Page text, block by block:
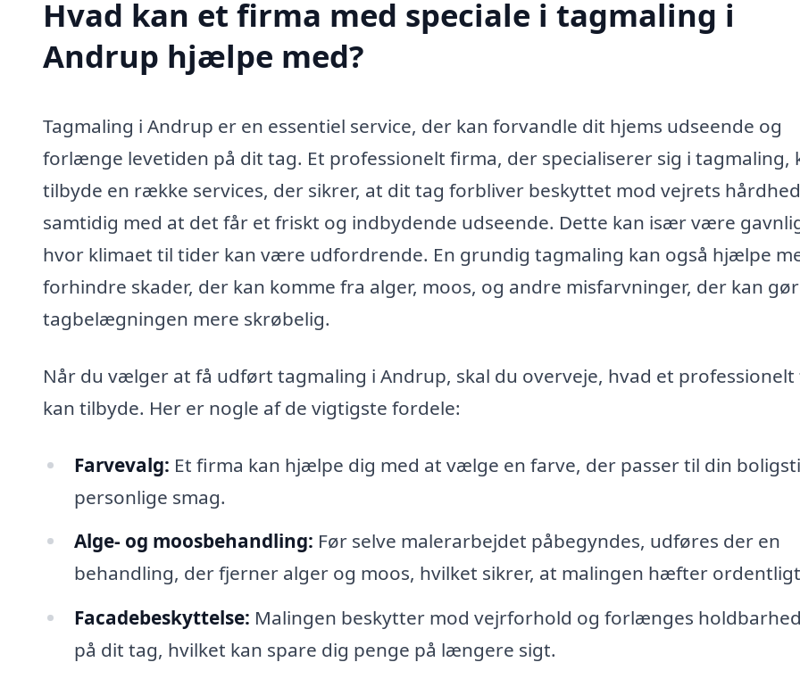
Hvad kan et firma med speciale i tagmaling i
Andrup hjælpe med?
Tagmaling i Andrup er en essentiel service, der kan forvandle dit hjems udseende og
forlænge levetiden på dit tag. Et professionelt firma, der specialiserer sig i tagmaling,
tilbyde en række services, der sikrer, at dit tag forbliver beskyttet mod vejrets
samtidig med at det får et friskt og indbydende udseende. Dette kan især være
hvor klimaet til tider kan være udfordrende. En grundig tagmaling kan også hjælpe
forhindre skader, der kan komme fra alger, moos, og andre misfarvninger, der kan
tagbelægningen mere skrøbelig.
Når du vælger at få udført tagmaling i Andrup, skal du overveje, hvad et professionelt
kan tilbyde. Her er nogle af de vigtigste fordele:
Farvevalg: Et firma kan hjælpe dig med at vælge en farve, der passer til din
personlige smag.
Alge- og moosbehandling: Før selve malerarbejdet påbegyndes, udføres der en
behandling, der fjerner alger og moos, hvilket sikrer, at malingen hæfter
Facadebeskyttelse: Malingen beskytter mod vejrforhold og forlænges
på dit tag, hvilket kan spare dig penge på længere sigt.